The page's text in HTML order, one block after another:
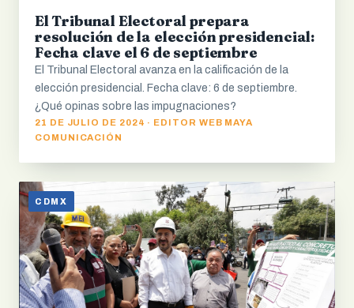
El Tribunal Electoral prepara
resolución de la elección presidencial:
Fecha clave el 6 de septiembre
El Tribunal Electoral avanza en la calificación de la
elección presidencial. Fecha clave: 6 de septiembre.
¿Qué opinas sobre las impugnaciones?
21 DE JULIO DE 2024 · EDITOR WEB MAYA
COMUNICACIÓN
CDMX